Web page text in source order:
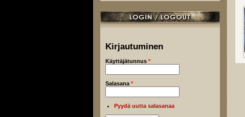
Kirjautuminen
Käyttäjätunnus *
Salasana *
Pyydä uutta salasanaa